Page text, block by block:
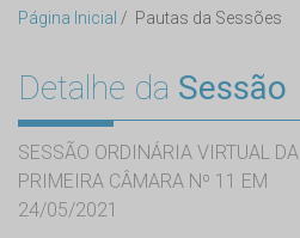
Página Inicial Pautas da Sessões
Detalhe da Sessão
SESSÃO ORDINÁRIA VIRTUAL DA
PRIMEIRA CÂMARA Nº 11 EM
24/05/2021